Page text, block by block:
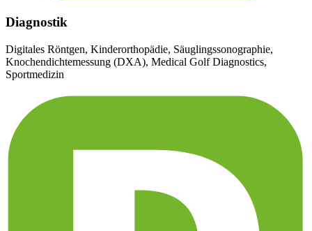
Diagnostik
Digitales Röntgen, Kinderorthopädie, Säuglingssonographie,
Knochendichtemessung (DXA), Medical Golf Diagnostics,
Sportmedizin